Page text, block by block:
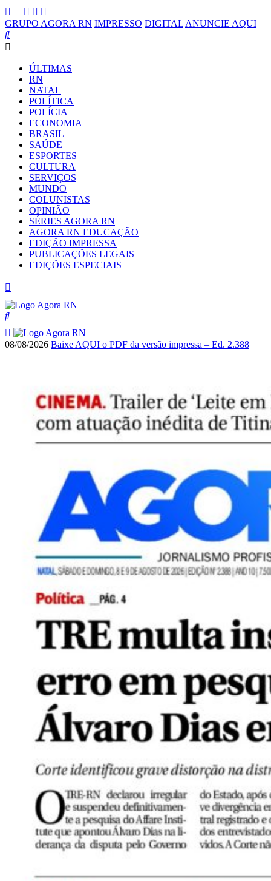
GRUPO AGORA RN IMPRESSO DIGITAL ANUNCIE AQUI
ÚLTIMAS
RN
NATAL
POLÍTICA
POLÍCIA
ECONOMIA
BRASIL
SAÚDE
ESPORTES
CULTURA
SERVIÇOS
MUNDO
COLUNISTAS
OPINIÃO
SÉRIES AGORA RN
AGORA RN EDUCAÇÃO
EDIÇÃO IMPRESSA
PUBLICAÇÕES LEGAIS
EDIÇÕES ESPECIAIS
08/08/2026 Baixe AQUI o PDF da versão impressa – Ed. 2.388